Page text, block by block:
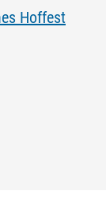
Hoffest